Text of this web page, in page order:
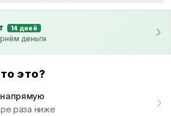
14 дней
деньги
это?
напрямую
раза ниже